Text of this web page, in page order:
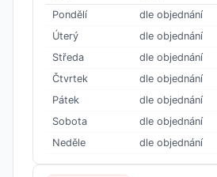
Pondělí
dle objednání
Úterý
dle objednání
Středa
dle objednání
Čtvrtek
dle objednání
Pátek
dle objednání
Sobota
dle objednání
Neděle
dle objednání